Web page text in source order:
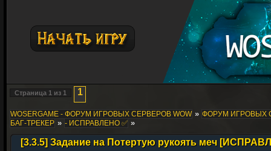
Страница 1 из 1 1
WOSERGAME - ФОРУМ ИГРОВЫХ СЕРВЕРОВ WOW » ФОРУМ ИГРОВЫХ
БАГ-ТРЕКЕР » - ИСПРАВЛЕНО ✅ »
[3.3.5] Задание на Потертую рукоять меч